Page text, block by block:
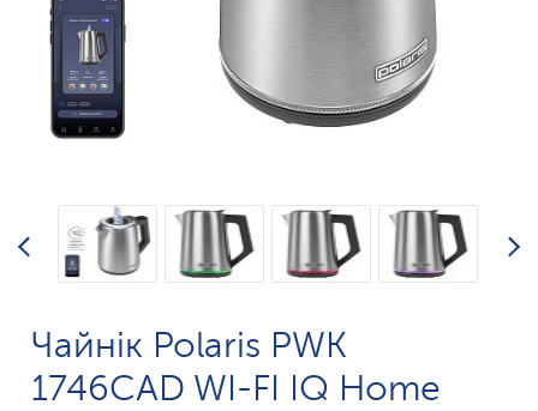
Чайнік Polaris PWK
1746CAD WI-FI IQ Home